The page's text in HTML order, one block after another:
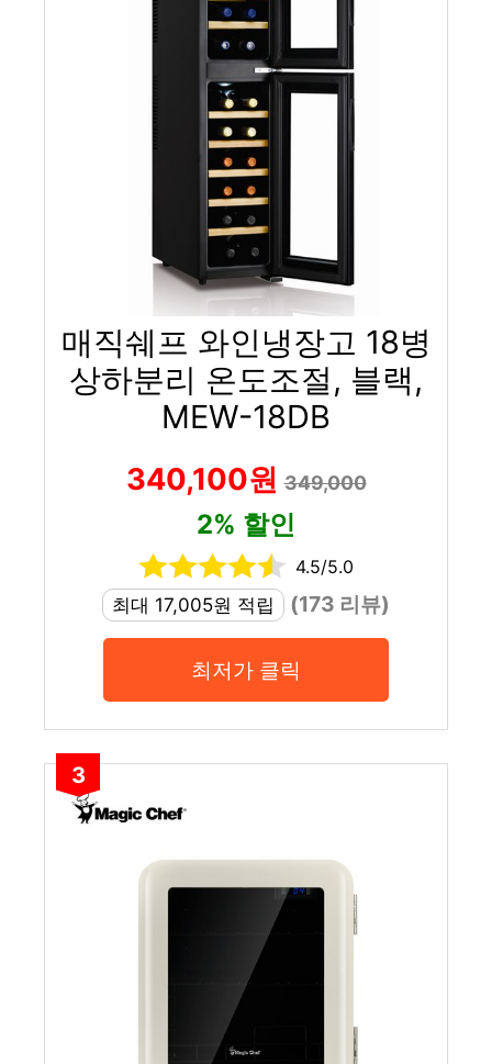
매직쉐프 와인냉장고 18병
상하분리 온도조절, 블랙,
MEW-18DB
340,100원349,000
2% 할인
4.5/5.0
최대 17,005원 적립
(173 리뷰)
최저가 클릭
3